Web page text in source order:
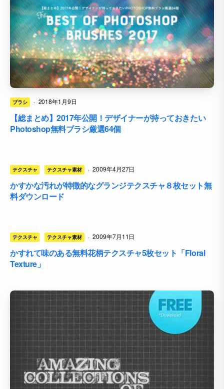
ブラシ · 2018年1月9日
【総まとめ】2017年公開！デザイナーが持っておきたい
Photoshop無料ブラシ厳選64個
テクスチャ テクスチャ素材 · 2009年4月27日
かすかな汚れが特徴的なグランジテクスチャ８枚セット無
料ダウンロード
テクスチャ テクスチャ素材 · 2009年7月11日
かすれて味のある無料花柄テクスチャ5枚セット「Floral
Texture」